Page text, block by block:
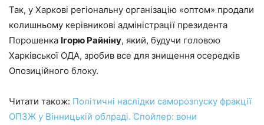
Так, у Харкові регіональну організацію «оптом» продали
колишньому керівникові адміністрації президента
Порошенка Ігорю Райніну, який, будучи головою
Харківської ОДА, зробив все для знищення осередків
Опозиційного блоку.
Читати також: Політичні наслідки саморозпуску фракції
ОПЗЖ у Вінницькій облраді. Спойлер: вони